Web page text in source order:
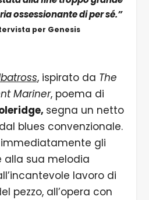
ossessionante di per sé.”
per Genesis
, ispirato da The
Mariner, poema di
segna un netto
blues convenzionale.
gli
alla sua melodia
lavoro di
pezzo, all’opera con